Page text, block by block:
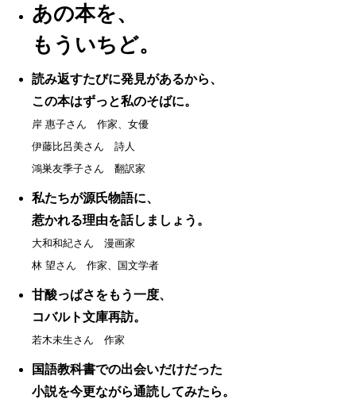
あの本を、
もういちど。
読み返すたびに発見があるから、
この本はずっと私のそばに。
岸 惠子さん 作家、女優
伊藤比呂美さん 詩人
鴻巣友季子さん 翻訳家
私たちが源氏物語に、
惹かれる理由を話しましょう。
大和和紀さん 漫画家
林 望さん 作家、国文学者
甘酸っぱさをもう一度、
コバルト文庫再訪。
若木未生さん 作家
国語教科書での出会いだけだった
小説を今更ながら通読してみたら。